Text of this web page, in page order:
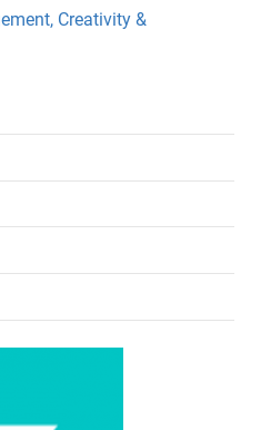
Creativity &